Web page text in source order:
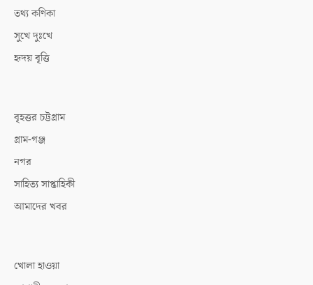
তথ্য কণিকা
সুখে দুঃখে
হৃদয় বৃত্তি
বৃহত্তর চট্টগ্রাম
গ্রাম-গঞ্জ
নগর
সাহিত্য সাপ্তাহিকী
আমাদের খবর
খোলা হাওয়া